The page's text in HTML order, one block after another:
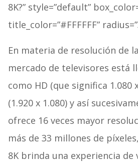
8K?” style=”default”
title_color=”#FFFFFF”
En materia de resolución de
mercado de televisores está
como HD (que significa 1.080
(1.920 x 1.080) y así
ofrece 16 veces mayor
más de 33 millones de
8K brinda una experiencia de